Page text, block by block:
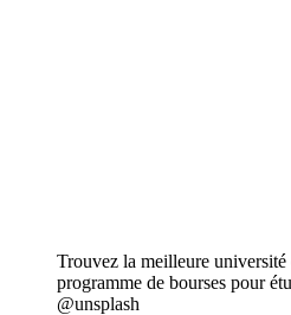
Trouvez la meilleure
programme de bourses pour
@unsplash